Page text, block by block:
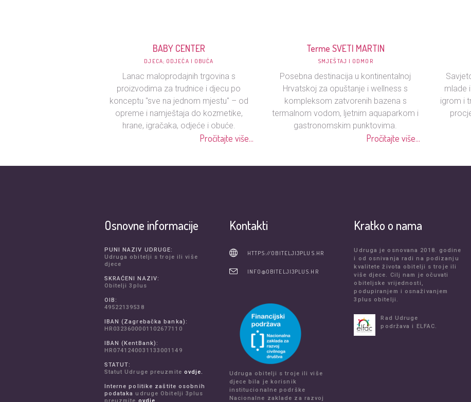
BABY CENTER
DJECA; ODJEĆA I OBUĆA
Lanac maloprodajnih trgovina s
proizvodima za trudnice i djecu po
konceptu "sve na jednom mjestu" – od
opreme i namještaja do kozmetike,
hrane, igračaka, odjeće i obuće.
Pročitajte više...
Terme SVETI MARTIN
SMJEŠTAJ I ODMOR
Posebna destinacija u kontinentalnoj
Hrvatskoj za opuštanje i wellness s
kompleksom zatvorenih bazena s
termalnom vodom, ljetnim aquaparkom i
gastronomskim punktovima.
Pročitajte više...
mlade
igrom i
Osnovne informacije
PUNI NAZIV UDRUGE:
Udruga obitelji s troje ili više
djece
SKRAĆENI NAZIV:
Obitelji 3plus
OIB:
49522139538
IBAN (Zagrebačka banka):
HR0323600001102677110
IBAN (KentBank):
HR0741240031133001149
STATUT:
Statut Udruge preuzmite ovdje.
Interne politike zaštite osobnih
podataka udruge Obitelji 3plus
Kontakti
HTTPS://OBITELJI3PLUS.HR
INFO@OBITELJI3PLUS.HR
Udruga obitelji s troje ili više
djece bila je korisnik
institucionalne podrške
Nacionalne zaklade za razvoj
Kratko o nama
Udruga je osnovana 2018. godine
i od osnivanja radi na podizanju
kvalitete života obitelji s troje ili
više djece. Cilj nam je očuvati
obiteljske vrijednosti,
podupiranjem i osnaživanjem
3plus obitelji.
Rad Udruge
podržava i ELFAC.